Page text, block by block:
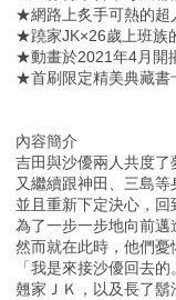
★網路上炙手可熱的超
★蹺家JK×26歲上班族
★動畫於2021年4月開
★首刷限定精美典藏書
內容簡介
吉田與沙優兩人共度了
又繼續跟神田、三島等
並且重新下定決心，回
為了一步一步地向前
然而就在此時，他們憂
「我是來接沙優回去的
翹家ＪＫ，以及長了鬍